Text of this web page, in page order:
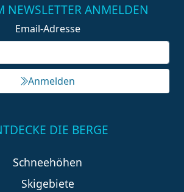
NEWSLETTER ANMELDEN
Email-Adresse
Anmelden
DIE BERGE
Schneehöhen
Skigebiete